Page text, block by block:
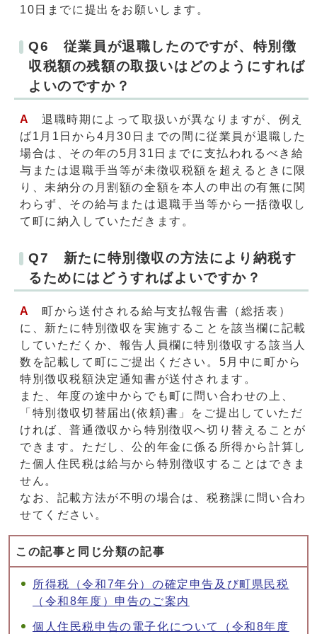
10日までに提出をお願いします。
Q6 従業員が退職したのですが、特別徴
収税額の残額の取扱いはどのようにすれば
よいのですか？
A
退職時期によって取扱いが異なりますが、例え
ば1月1日から4月30日までの間に従業員が退職した
場合は、その年の5月31日までに支払われるべき給
与または退職手当等が未徴収税額を超えるときに限
り、未納分の月割額の全額を本人の申出の有無に関
わらず、その給与または退職手当等から一括徴収し
て町に納入していただきます。
Q7 新たに特別徴収の方法により納税す
るためにはどうすればよいですか？
A
町から送付される給与支払報告書（総括表）
に、新たに特別徴収を実施することを該当欄に記載
していただくか、報告人員欄に特別徴収する該当人
数を記載して町にご提出ください。5月中に町から
特別徴収税額決定通知書が送付されます。
また、年度の途中からでも町に問い合わせの上、
「特別徴収切替届出(依頼)書」をご提出していただ
ければ、普通徴収から特別徴収へ切り替えることが
できます。ただし、公的年金に係る所得から計算し
た個人住民税は給与から特別徴収することはできま
せん。
なお、記載方法が不明の場合は、税務課に問い合わ
せてください。
この記事と同じ分類の記事
所得税（令和7年分）の確定申告及び町県民税
（令和8年度）申告のご案内
個人住民税申告の電子化について（令和8年度